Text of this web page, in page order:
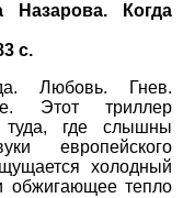
Назарова. Когда
с.
Любовь. Гнев.
Этот триллер
туда, где слышны
европейского
холодный
обжигающее тепло